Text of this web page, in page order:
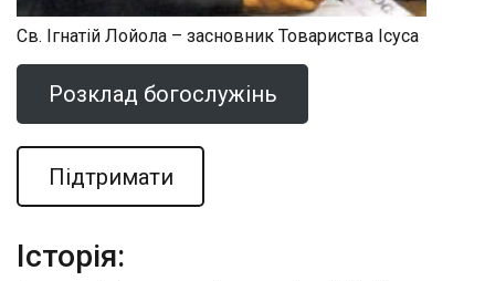
Св. Ігнатій Лойола – засновник Товариства Ісуса
Розклад богослужінь
Підтримати
Історія: